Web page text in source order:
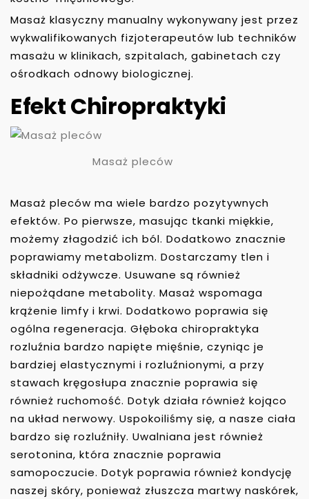
Masaż klasyczny manualny wykonywany jest przez
wykwalifikowanych fizjoterapeutów lub techników
masażu w klinikach, szpitalach, gabinetach czy
ośrodkach odnowy biologicznej.
Efekt Chiropraktyki
Masaż pleców
Masaż pleców ma wiele bardzo pozytywnych
efektów. Po pierwsze, masując tkanki miękkie,
możemy złagodzić ich ból. Dodatkowo znacznie
poprawiamy metabolizm. Dostarczamy tlen i
składniki odżywcze. Usuwane są również
niepożądane metabolity. Masaż wspomaga
krążenie limfy i krwi. Dodatkowo poprawia się
ogólna regeneracja. Głęboka chiropraktyka
rozluźnia bardzo napięte mięśnie, czyniąc je
bardziej elastycznymi i rozluźnionymi, a przy
stawach kręgosłupa znacznie poprawia się
również ruchomość. Dotyk działa również kojąco
na układ nerwowy. Uspokoiliśmy się, a nasze ciała
bardzo się rozluźniły. Uwalniana jest również
serotonina, która znacznie poprawia
samopoczucie. Dotyk poprawia również kondycję
naszej skóry, ponieważ złuszcza martwy naskórek,